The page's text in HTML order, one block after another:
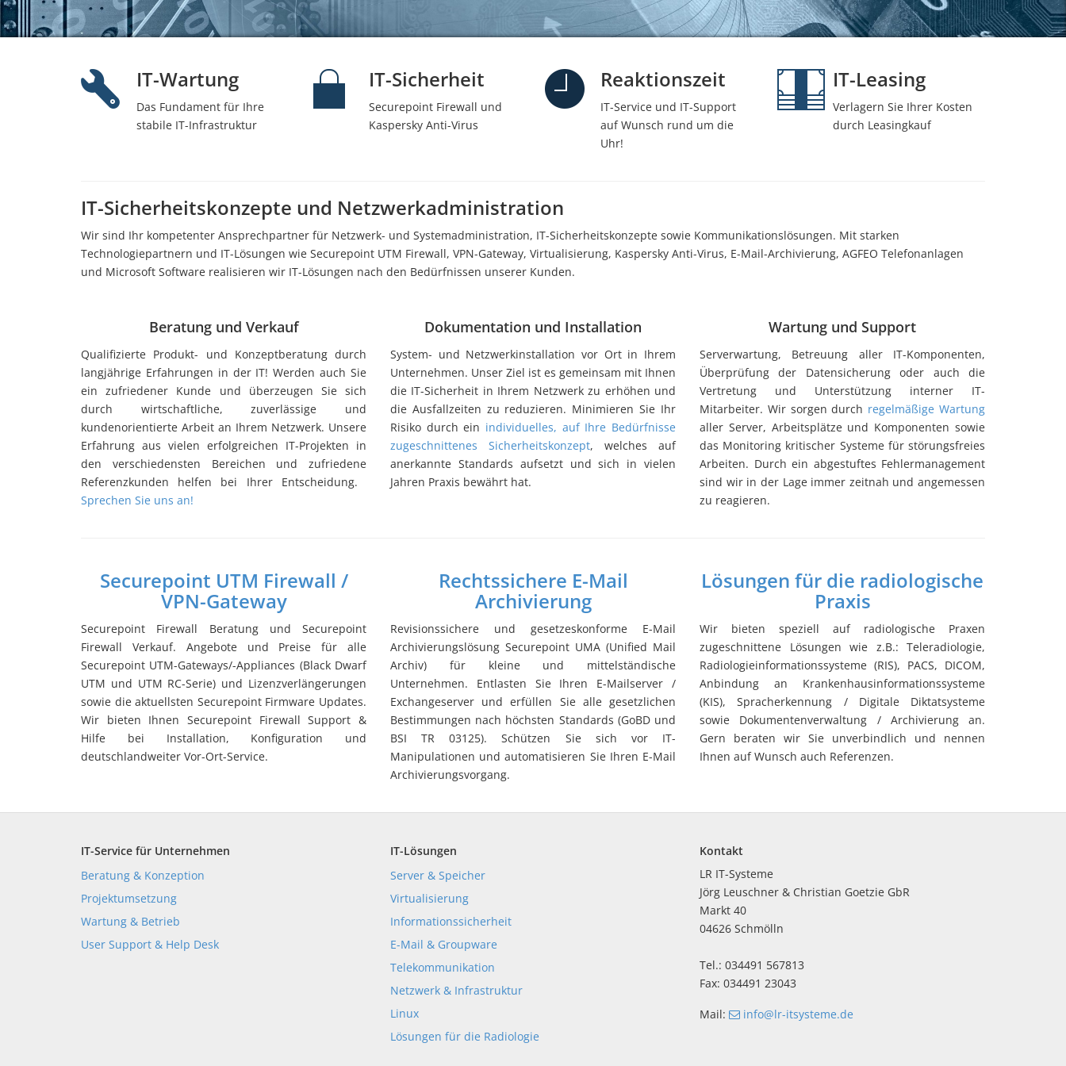
IT-Wartung
Das Fundament für Ihre
stabile IT-Infrastruktur
IT-Sicherheit
Securepoint Firewall und
Kaspersky Anti-Virus
Reaktionszeit
IT-Service und IT-Support
auf Wunsch rund um die
Uhr!
IT-Leasing
Verlagern Sie Ihrer Kosten
durch Leasingkauf
IT-Sicherheitskonzepte und Netzwerkadministration
Wir sind Ihr kompetenter Ansprechpartner für Netzwerk- und Systemadministration, IT-Sicherheitskonzepte sowie Kommunikationslösungen. Mit starken
Technologiepartnern und IT-Lösungen wie Securepoint UTM Firewall, VPN-Gateway, Virtualisierung, Kaspersky Anti-Virus, E-Mail-Archivierung, AGFEO Telefonanlagen
und Microsoft Software realisieren wir IT-Lösungen nach den Bedürfnissen unserer Kunden.
Beratung und Verkauf
Qualifizierte Produkt- und Konzeptberatung durch
langjährige Erfahrungen in der IT! Werden auch Sie
ein zufriedener Kunde und überzeugen Sie sich
durch wirtschaftliche, zuverlässige und
kundenorientierte Arbeit an Ihrem Netzwerk. Unsere
Erfahrung aus vielen erfolgreichen IT-Projekten in
den verschiedensten Bereichen und zufriedene
Referenzkunden helfen bei Ihrer Entscheidung.
Sprechen Sie uns an!
Dokumentation und Installation
System- und Netzwerkinstallation vor Ort in Ihrem
Unternehmen. Unser Ziel ist es gemeinsam mit Ihnen
die IT-Sicherheit in Ihrem Netzwerk zu erhöhen und
die Ausfallzeiten zu reduzieren. Minimieren Sie Ihr
Risiko durch ein individuelles, auf Ihre Bedürfnisse
zugeschnittenes Sicherheitskonzept, welches auf
anerkannte Standards aufsetzt und sich in vielen
Jahren Praxis bewährt hat.
Wartung und Support
Serverwartung, Betreuung aller IT-Komponenten,
Überprüfung der Datensicherung oder auch die
Vertretung und Unterstützung interner IT-
Mitarbeiter. Wir sorgen durch regelmäßige Wartung
aller Server, Arbeitsplätze und Komponenten sowie
das Monitoring kritischer Systeme für störungsfreies
Arbeiten. Durch ein abgestuftes Fehlermanagement
sind wir in der Lage immer zeitnah und angemessen
zu reagieren.
Securepoint UTM Firewall /
VPN-Gateway
Securepoint Firewall Beratung und Securepoint
Firewall Verkauf. Angebote und Preise für alle
Securepoint UTM-Gateways/-Appliances (Black Dwarf
UTM und UTM RC-Serie) und Lizenzverlängerungen
sowie die aktuellsten Securepoint Firmware Updates.
Wir bieten Ihnen Securepoint Firewall Support &
Hilfe bei Installation, Konfiguration und
deutschlandweiter Vor-Ort-Service.
Rechtssichere E-Mail
Archivierung
Revisionssichere und gesetzeskonforme E-Mail
Archivierungslösung Securepoint UMA (Unified Mail
Archiv) für kleine und mittelständische
Unternehmen. Entlasten Sie Ihren E-Mailserver /
Exchangeserver und erfüllen Sie alle gesetzlichen
Bestimmungen nach höchsten Standards (GoBD und
BSI TR 03125). Schützen Sie sich vor IT-
Manipulationen und automatisieren Sie Ihren E-Mail
Archivierungsvorgang.
Lösungen für die radiologische
Praxis
Wir bieten speziell auf radiologische Praxen
zugeschnittene Lösungen wie z.B.: Teleradiologie,
Radiologieinformationssysteme (RIS), PACS, DICOM,
Anbindung an Krankenhausinformationssysteme
(KIS), Spracherkennung / Digitale Diktatsysteme
sowie Dokumentenverwaltung / Archivierung an.
Gern beraten wir Sie unverbindlich und nennen
Ihnen auf Wunsch auch Referenzen.
IT-Service für Unternehmen
Beratung & Konzeption
Projektumsetzung
Wartung & Betrieb
User Support & Help Desk
IT-Lösungen
Server & Speicher
Virtualisierung
Informationssicherheit
E-Mail & Groupware
Telekommunikation
Netzwerk & Infrastruktur
Linux
Lösungen für die Radiologie
Kontakt
LR IT-Systeme
Jörg Leuschner & Christian Goetzie GbR
Markt 40
04626 Schmölln
Tel.: 034491 567813
Fax: 034491 23043
Mail: info@lr-itsysteme.de